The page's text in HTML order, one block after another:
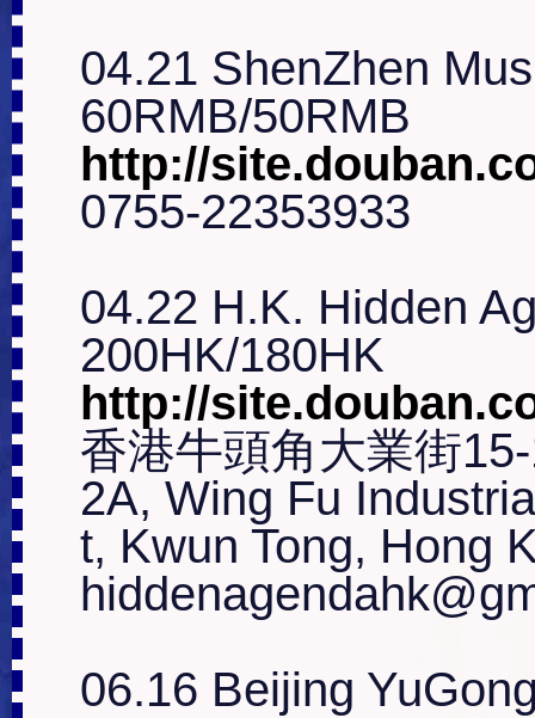
04.21 ShenZhen
http://
0755-22353933
04.22 H.K. Hidden
http://
香港牛頭角大業街
2A, Wing Fu
t, Kwun Tong, Hong
06.16 Beijing